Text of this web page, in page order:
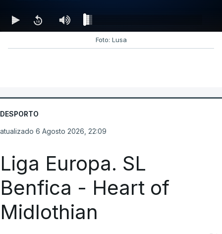
Foto: Lusa
DESPORTO
atualizado 6 Agosto 2026, 22:09
Liga Europa. SL
Benfica - Heart of
Midlothian